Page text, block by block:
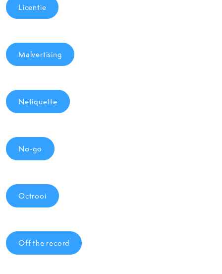
Licentie
Malvertising
Netiquette
No-go
Octrooi
Off the record